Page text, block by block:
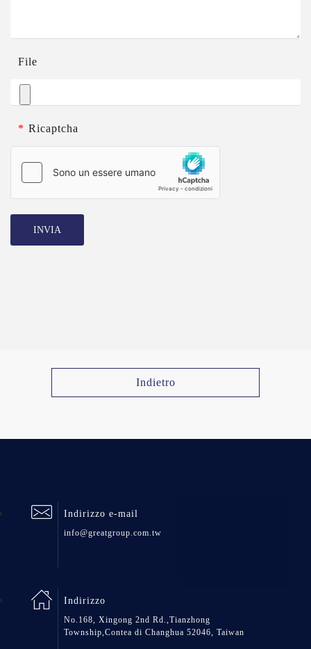
File
* Ricaptcha
INVIA
Indietro
Indirizzo e-mail
info@greatgroup.com.tw
Indirizzo
No.168, Xingong 2nd Rd.,Tianzhong
Township,Contea di Changhua 52046, Taiwan